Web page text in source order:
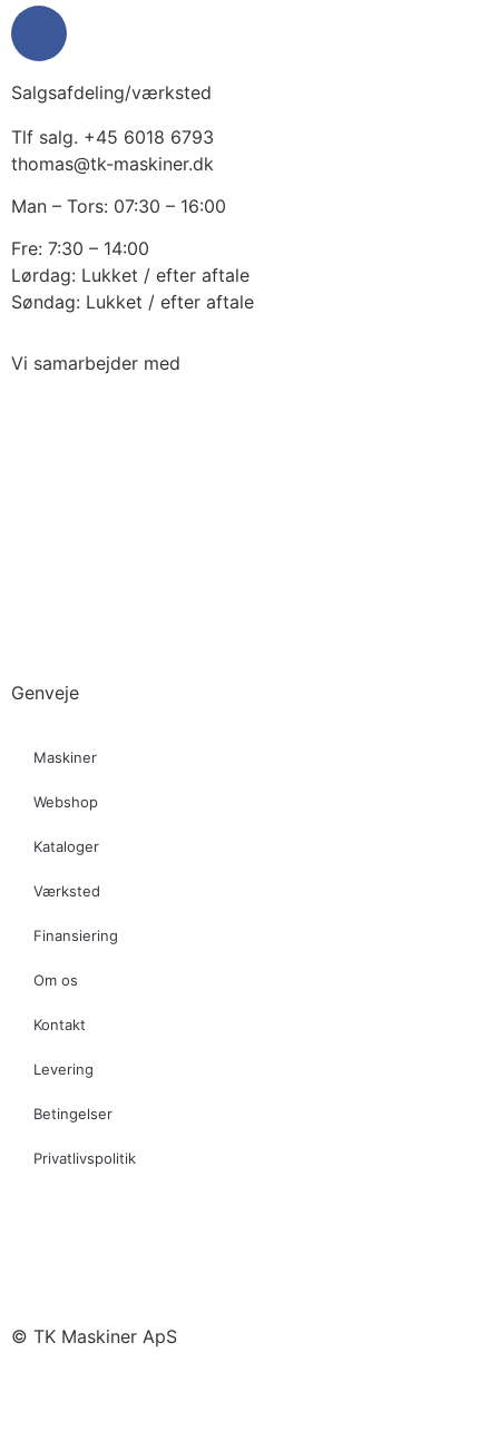
Salgsafdeling/værksted
Tlf salg. +45 6018 6793
thomas@tk-maskiner.dk
Man – Tors: 07:30 – 16:00
Fre: 7:30 – 14:00
Lørdag: Lukket / efter aftale
Søndag: Lukket / efter aftale
Vi samarbejder med
Genveje
Maskiner
Webshop
Kataloger
Værksted
Finansiering
Om os
Kontakt
Levering
Betingelser
Privatlivspolitik
© TK Maskiner ApS